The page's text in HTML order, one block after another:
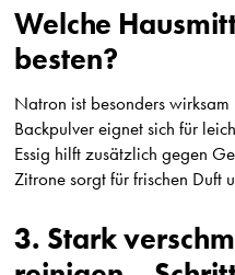
Welche
besten?
Natron ist besonders wirksam
Backpulver eignet sich für
Essig hilft zusätzlich gegen
Zitrone sorgt für frischen Duft
3. Stark